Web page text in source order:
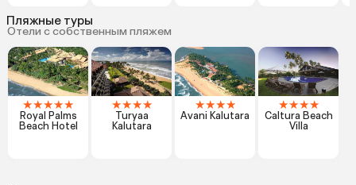
Пляжные туры
Отели с собственным пляжем
★★★★★
Royal Palms
Beach Hotel
★★★★
Turyaa
Kalutara
★★★★
Avani Kalutara
★★★★
Caltura Beach
Villa